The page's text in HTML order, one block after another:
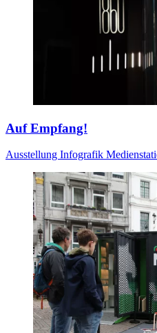
Auf Empfang!
Ausstellung Infografik